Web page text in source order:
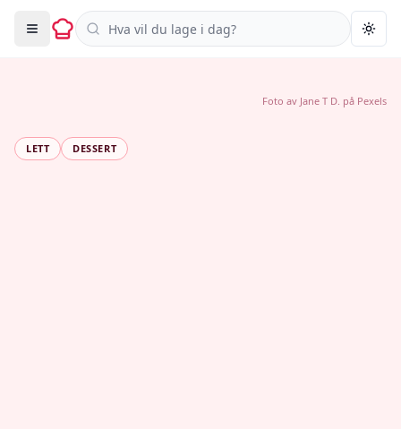
Søk i oppskrifter
LETT DESSERT
Foto av Jane T D. på Pexels